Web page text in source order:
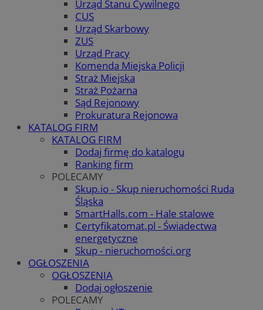
Urząd Stanu Cywilnego
CUS
Urząd Skarbowy
ZUS
Urząd Pracy
Komenda Miejska Policji
Straż Miejska
Straż Pożarna
Sąd Rejonowy
Prokuratura Rejonowa
KATALOG FIRM
KATALOG FIRM
Dodaj firmę do katalogu
Ranking firm
POLECAMY
Skup.io - Skup nieruchomości Ruda
Śląska
SmartHalls.com - Hale stalowe
Certyfikatomat.pl - Świadectwa
energetyczne
Skup - nieruchomości.org
OGŁOSZENIA
OGŁOSZENIA
Dodaj ogłoszenie
POLECAMY